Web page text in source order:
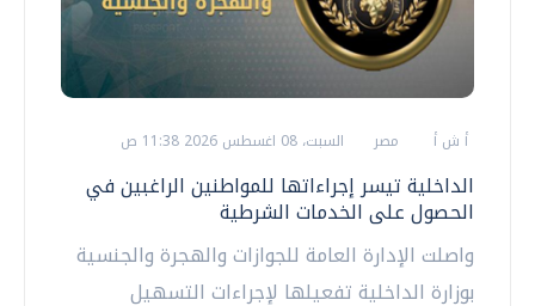
أ ش أ مصر السبت، 08 اغسطس 2026 11:38 ص
الداخلية تيسر إجراءاتها للمواطنين الراغبين في
الحصول على الخدمات الشرطية
واصلت الإدارة العامة للجوازات والهجرة والجنسية
بوزارة الداخلية تفعيلها لإجراءات التسهيل